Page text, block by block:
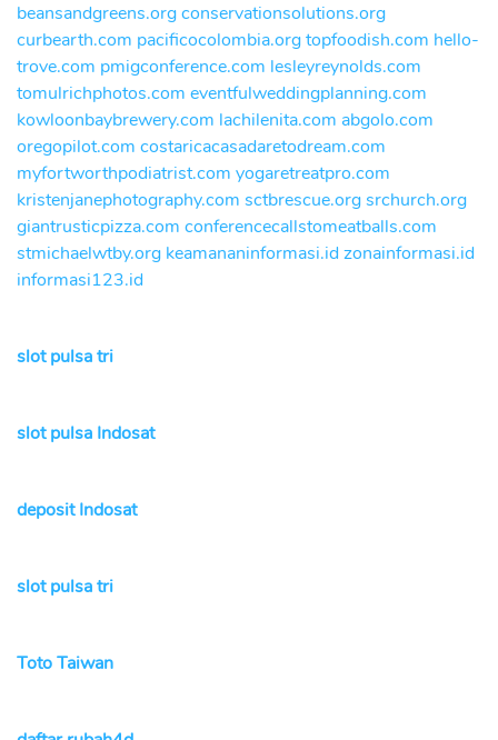
beansandgreens.orgconservationsolutions.org
curbearth.com pacificocolombia.orgtopfoodish.com hello-
trove.com pmigconference.com lesleyreynolds.com
tomulrichphotos.com eventfulweddingplanning.com
kowloonbaybrewery.com lachilenita.com abgolo.com
oregopilot.com costaricacasadaretodream.com
myfortworthpodiatrist.com yogaretreatpro.com
kristenjanephotography.com sctbrescue.orgsrchurch.org
giantrusticpizza.com conferencecallstomeatballs.com
stmichaelwtby.org keamananinformasi.idzonainformasi.id
informasi123.id
slot pulsa tri
slot pulsa Indosat
deposit Indosat
slot pulsa tri
Toto Taiwan